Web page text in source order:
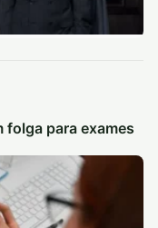
folga para exames